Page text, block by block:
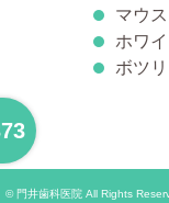
マウ
ホワ
ボツ
© 門井歯科医院 All Rights